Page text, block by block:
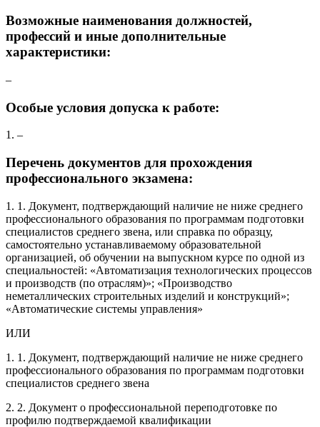
Возможные наименования должностей,
профессий и иные дополнительные
характеристики:
–
Особые условия допуска к работе:
1. –
Перечень документов для прохождения
профессионального экзамена:
1. 1. Документ, подтверждающий наличие не ниже среднего
профессионального образования по программам подготовки
специалистов среднего звена, или справка по образцу,
самостоятельно устанавливаемому образовательной
организацией, об обучении на выпускном курсе по одной из
специальностей: «Автоматизация технологических процессов
и производств (по отраслям)»; «Производство
неметаллических строительных изделий и конструкций»;
«Автоматические системы управления»
ИЛИ
1. 1. Документ, подтверждающий наличие не ниже среднего
профессионального образования по программам подготовки
специалистов среднего звена
2. 2. Документ о профессиональной переподготовке по
профилю подтверждаемой квалификации